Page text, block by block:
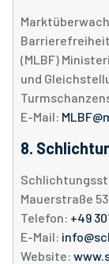
(MLBF)
und
E-Mail:
8.
Mauerstraße
Telefon: +49
E-Mail:
Website: